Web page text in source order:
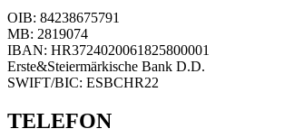
OIB: 84238675791
MB: 2819074
IBAN: HR3724020061825800001
Erste&Steiermärkische Bank D.D.
SWIFT/BIC: ESBCHR22
TELEFON